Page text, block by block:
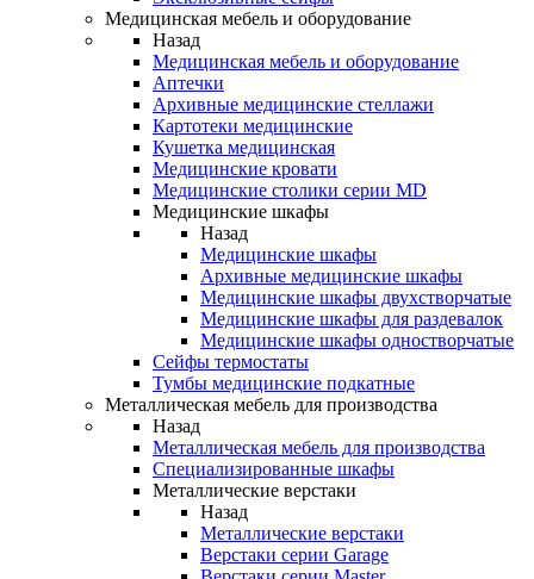
Медицинская мебель и оборудование
Назад
Медицинская мебель и оборудование
Аптечки
Архивные медицинские стеллажи
Картотеки медицинские
Кушетка медицинская
Медицинские кровати
Медицинские столики серии MD
Медицинские шкафы
Назад
Медицинские шкафы
Архивные медицинские шкафы
Медицинские шкафы двухстворчатые
Медицинские шкафы для раздевалок
Медицинские шкафы одностворчатые
Сейфы термостаты
Тумбы медицинские подкатные
Металлическая мебель для производства
Назад
Металлическая мебель для производства
Cпециализированные шкафы
Металлические верстаки
Назад
Металлические верстаки
Верстаки серии Garage